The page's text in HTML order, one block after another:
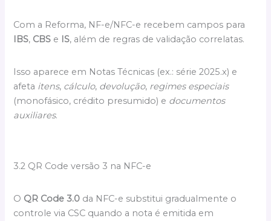
Com a Reforma, NF-e/NFC-e recebem campos para
IBS, CBS e IS, além de regras de validação correlatas.
Isso aparece em Notas Técnicas (ex.: série 2025.x) e
afeta itens, cálculo, devolução, regimes especiais
(monofásico, crédito presumido) e documentos
auxiliares.
3.2 QR Code versão 3 na NFC-e
O QR Code 3.0 da NFC-e substitui gradualmente o
controle via CSC quando a nota é emitida em